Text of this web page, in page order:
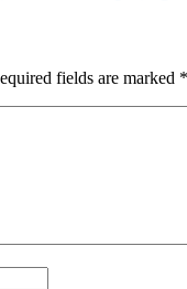
fields are marked *